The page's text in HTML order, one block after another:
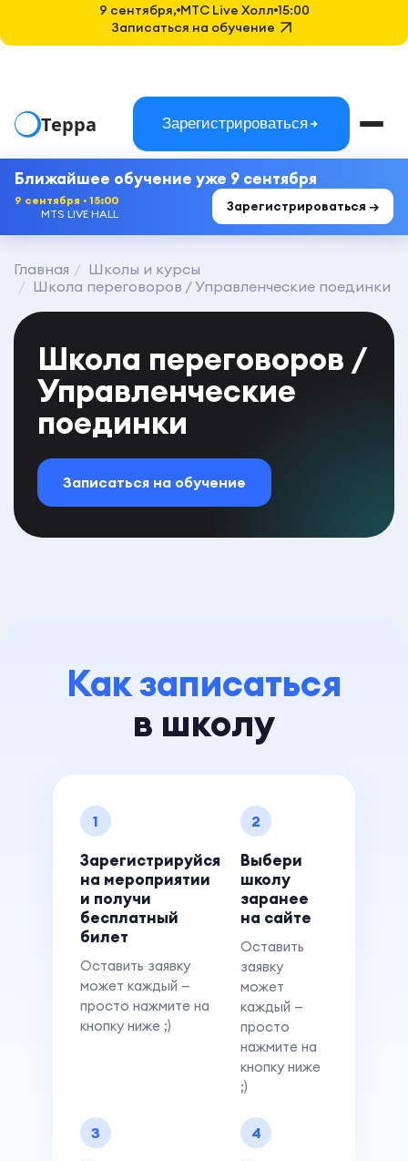
Терра Зарегистрироваться
Ближайшее обучение уже 9 сентября
9 сентября · 15:00
MTS LIVE HALL
Зарегистрироваться →
Главная
Школы и курсы
Школа переговоров / Управленческие поединки
Школа переговоров /
Управленческие
поединки
Записаться на обучение
Как записаться
в школу
1
Зарегистрируйся
на мероприятии
и получи
бесплатный
билет
Оставить заявку
может каждый —
просто нажмите на
кнопку ниже ;)
2
Выбери
школу
заранее
на сайте
Оставить
заявку
может
каждый —
просто
нажмите на
кнопку ниже
;)
3 4
9 сентября, MTC Live Холл 15:00
Записаться на обучение